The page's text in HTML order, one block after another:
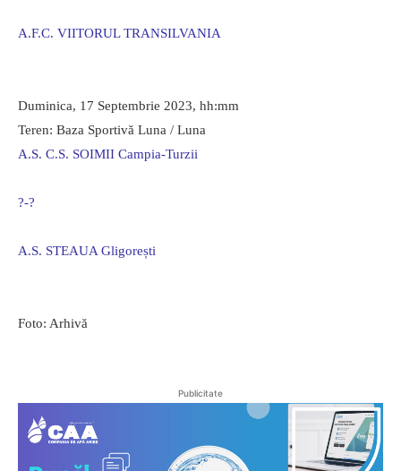
A.F.C. VIITORUL TRANSILVANIA
Duminica, 17 Septembrie 2023, hh:mm
Teren: Baza Sportivă Luna / Luna
A.S. C.S. SOIMII Campia-Turzii
?-?
A.S. STEAUA Gligorești
Foto: Arhivă
Publicitate